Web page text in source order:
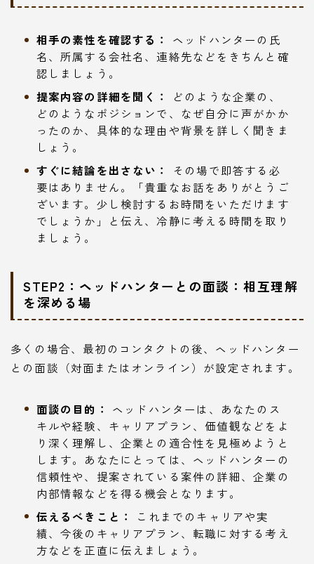
相手の素性を確認する：
ヘッドハンターの氏
名、所属する会社名、連絡先などをきちんと確
認しましょう。
提案内容の詳細を聞く：
どのような企業の、
どのようなポジションで、なぜ自分に声がかか
ったのか、具体的な理由や背景を詳しく聞きま
しょう。
すぐに結論を出さない：
その場で即答する必
要はありません。「貴重なお話をありがとうご
ざいます。少し検討するお時間をいただけます
でしょうか」と伝え、冷静に考える時間を取り
ましょう。
STEP2：ヘッドハンターとの面談：相互理解
を深める場
多くの場合、最初のコンタクトの後、ヘッドハンター
との面談（対面またはオンライン）が設定されます。
面談の目的：
ヘッドハンターは、あなたのス
キルや経験、キャリアプラン、価値観などをよ
り深く理解し、企業との適合性を見極めようと
します。あなたにとっては、ヘッドハンターの
信頼性や、提案されている案件の詳細、企業の
内部情報などを得る機会となります。
伝えるべきこと：
これまでのキャリアや実
績、今後のキャリアプラン、転職に対する考え
方などを正直に伝えましょう。